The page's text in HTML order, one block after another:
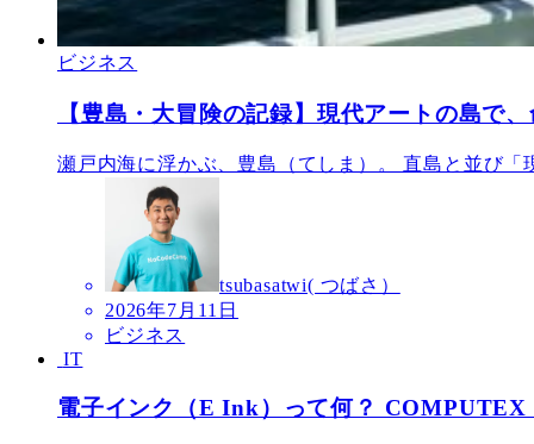
ビジネス
【豊島・大冒険の記録】現代アートの島で
瀬戸内海に浮かぶ、豊島（てしま）。 直島と並び
tsubasatwi( つばさ）
2026年7月11日
ビジネス
IT
電子インク（E Ink）って何？